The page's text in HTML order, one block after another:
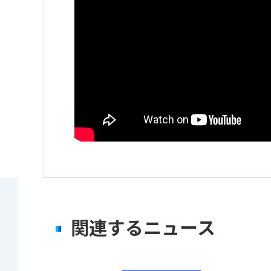
【 プレビュー 】 素材サーバ内のファイルは
ビデオサーバの入力チャンネル毎に収録の制
最大8系統の入力を1画面で制御
編集後、エクスポートするだけでニュース項
Grassvalley社Edius、Avid、Media
関連するニュース